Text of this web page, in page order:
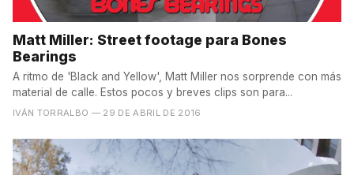
Matt Miller: Street footage para Bones
Bearings
A ritmo de 'Black and Yellow', Matt Miller nos sorprende con más
material de calle. Estos pocos y breves clips son para...
IVÁN TORRALBO — 29 DE ABRIL DE 2016